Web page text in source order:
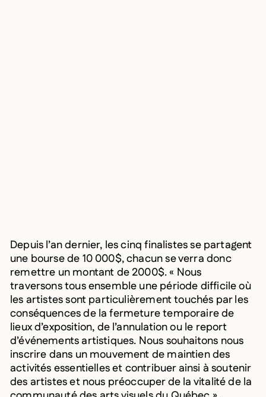
Depuis l’an dernier, les cinq finalistes se partagent
une bourse de 10 000$, chacun se verra donc
remettre un montant de 2000$. « Nous
traversons tous ensemble une période difficile où
les artistes sont particulièrement touchés par les
conséquences de la fermeture temporaire de
lieux d’exposition, de l’annulation ou le report
d’événements artistiques. Nous souhaitons nous
inscrire dans un mouvement de maintien des
activités essentielles et contribuer ainsi à soutenir
des artistes et nous préoccuper de la vitalité de la